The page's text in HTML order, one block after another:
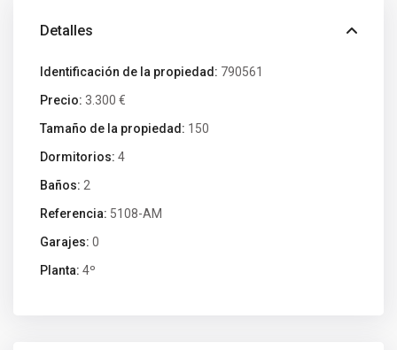
Detalles
Identificación de la propiedad: 790561
Precio: 3.300 €
Tamaño de la propiedad: 150
Dormitorios: 4
Baños: 2
Referencia: 5108-AM
Garajes: 0
Planta: 4º